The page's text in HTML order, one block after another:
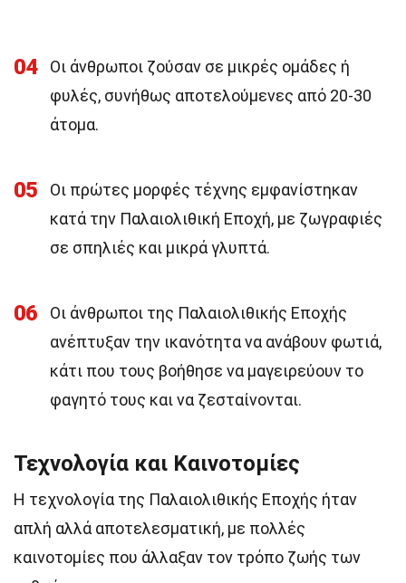
04
Οι άνθρωποι ζούσαν σε μικρές ομάδες ή
φυλές, συνήθως αποτελούμενες από 20-30
άτομα.
05
Οι πρώτες μορφές τέχνης εμφανίστηκαν
κατά την Παλαιολιθική Εποχή, με ζωγραφιές
σε σπηλιές και μικρά γλυπτά.
06
Οι άνθρωποι της Παλαιολιθικής Εποχής
ανέπτυξαν την ικανότητα να ανάβουν φωτιά,
κάτι που τους βοήθησε να μαγειρεύουν το
φαγητό τους και να ζεσταίνονται.
Τεχνολογία και Καινοτομίες
Η τεχνολογία της Παλαιολιθικής Εποχής ήταν
απλή αλλά αποτελεσματική, με πολλές
καινοτομίες που άλλαξαν τον τρόπο ζωής των